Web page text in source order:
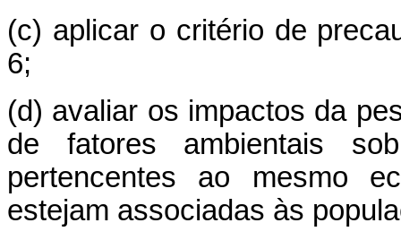
(c) aplicar o critério de
6;
(d) avaliar os impactos da
de fatores ambientais
pertencentes ao mesmo
estejam associadas às